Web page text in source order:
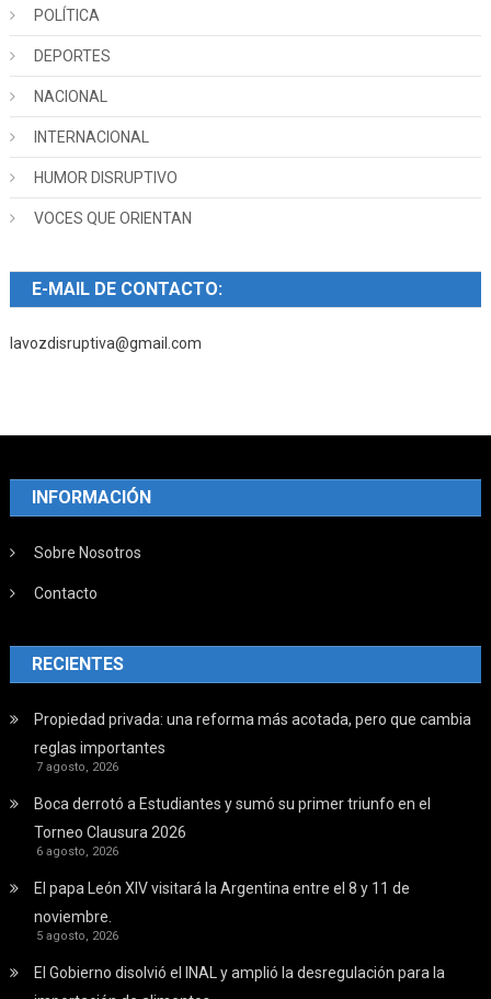
POLÍTICA
DEPORTES
NACIONAL
INTERNACIONAL
HUMOR DISRUPTIVO
VOCES QUE ORIENTAN
E-MAIL DE CONTACTO:
lavozdisruptiva@gmail.com
INFORMACIÓN
Sobre Nosotros
Contacto
RECIENTES
Propiedad privada: una reforma más acotada, pero que cambia
reglas importantes
7 agosto, 2026
Boca derrotó a Estudiantes y sumó su primer triunfo en el
Torneo Clausura 2026
6 agosto, 2026
El papa León XIV visitará la Argentina entre el 8 y 11 de
noviembre.
5 agosto, 2026
El Gobierno disolvió el INAL y amplió la desregulación para la